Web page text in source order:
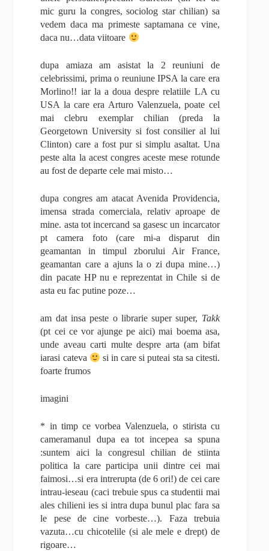
mic guru la congres, sociolog star chilian) sa
vedem daca ma primeste saptamana ce vine,
daca nu…data viitoare
dupa amiaza am asistat la 2 reuniuni de
celebrissimi, prima o reuniune IPSA la care era
Morlino!! iar la a doua despre relatiile LA cu
USA la care era Arturo Valenzuela, poate cel
mai clebru exemplar chilian (preda la
Georgetown University si fost consilier al lui
Clinton) care a fost pur si simplu asaltat. Una
peste alta la acest congres aceste mese rotunde
au fost de departe cele mai misto…
dupa congres am atacat Avenida Providencia,
imensa strada comerciala, relativ aproape de
mine. asta tot incercand sa gasesc un incarcator
pt camera foto (care mi-a disparut din
geamantan in timpul zborului Air France,
geamantan care a ajuns la o zi dupa mine…)
din pacate HP nu e reprezentat in Chile si de
asta eu fac putine poze…
am dat insa peste o librarie super super, Takk
(pt cei ce vor ajunge pe aici) mai boema asa,
unde aveau carti multe despre arta (am bifat
iarasi cateva
si in care si puteai sta sa citesti.
foarte frumos
imagini
* in timp ce vorbea Valenzuela, o stirista cu
cameramanul dupa ea tot incepea sa spuna
:suntem aici la congresul chilian de stiinta
politica la care participa unii dintre cei mai
faimosi…si era intrerupta (de 6 ori!) de cei care
intrau-ieseau (caci trebuie spus ca studentii mai
ales chilieni ies si intra dupa bunul plac fara sa
le pese de cine vorbeste…). Faza trebuia
vazuta…cu chicotelile (si ale mele e drept) de
rigoare…